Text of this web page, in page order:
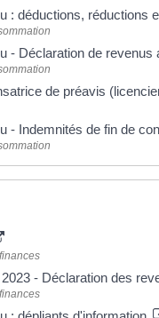
: déductions, réductions
- Déclaration de revenus
de préavis
- Indemnités de fin de
- Déclaration des